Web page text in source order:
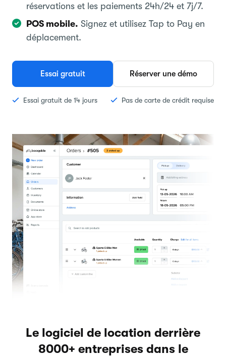
réservations et les paiements 24h/24 et 7j/7.
POS mobile. Signez et utilisez Tap to Pay en
déplacement.
Essai gratuit Réserver une démo
Essai gratuit de 14 jours Pas de carte de crédit requise
Le logiciel de location derrière
8000+ entreprises dans le